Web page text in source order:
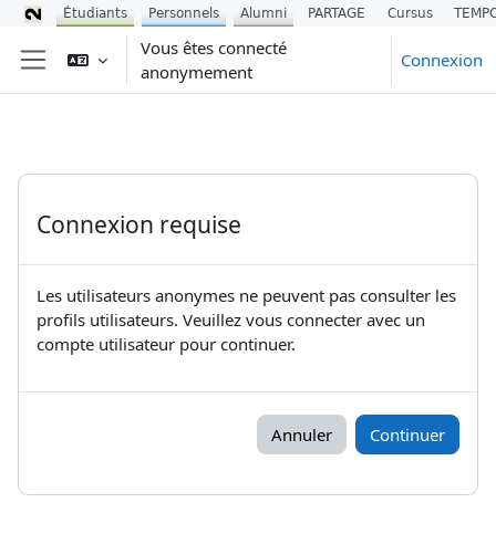
Passer au contenu principal
Panneau latéral
Vous êtes connecté
anonymement
Connexion
Connexion requise
Les utilisateurs anonymes ne peuvent pas consulter les
profils utilisateurs. Veuillez vous connecter avec un
compte utilisateur pour continuer.
Annuler Continuer
Étudiants Personnels Alumni PARTAGE Cursus